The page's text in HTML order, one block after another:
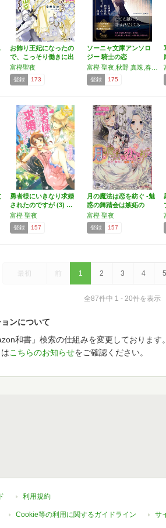
お飾り王妃になったの
で、こっそり働きに出
るこ…
富樫聖夜
登録 173
ソーニャ文庫アンソロ
ジー 騎士の恋
登録 175
勇者様にいきなり求婚
されたのですが (3) …
富樫 聖夜
登録 157
月の魔法は恋を紡ぐ -魅
惑の舞踏会は嫉妬の
嵐…
富樫 聖夜
登録 157
最初 前 1 2 3 4 5
全87件中 1 - 20件を表示
ンについて
和書」検索の仕組みを変更しておりま
こちらのお知らせをご確認ください。
利用規約
Cookie等の利用に関するガイドライン サ